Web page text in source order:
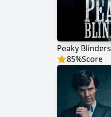
Peaky Blinders
85%Score